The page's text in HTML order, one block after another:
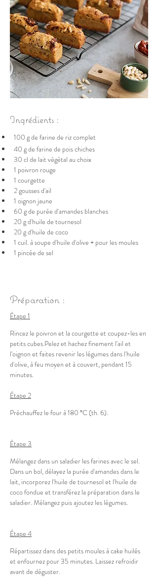
Ingrédients :
100 g de farine de riz complet
40 g de farine de pois chiches
30 cl de lait végétal au choix
1 poivron rouge
1 courgette
2 gousses d'ail
1 oignon jaune
60 g de purée d'amandes blanches
20 g d'huile de tournesol
20 g d'huile de coco
1 cuil. à soupe d'huile d'olive + pour les moules
1 pincée de sel
Préparation :
Étape 1
Rincez le poivron et la courgette et coupez-les en
petits cubes.Pelez et hachez finement l'ail et
l'oignon et faites revenir les légumes dans l'huile
d'olive, à feu moyen et à couvert, pendant 15
minutes.
Étape 2
Préchauffez le four à 180 °C (th. 6).
Étape 3
Mélangez dans un saladier les farines avec le sel.
Dans un bol, délayez la purée d'amandes dans le
lait, incorporez l'huile de tournesol et l'huile de
coco fondue et transférez la préparation dans le
saladier. Mélangez puis ajoutez les légumes.
Étape 4
Répartissez dans des petits moules à cake huilés
et enfournez pour 35 minutes. Laissez refroidir
avant de déguster.